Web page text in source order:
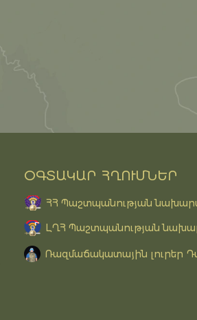
ՕԳՏԱԿԱՐ ՀՂՈՒՄՆԵՐ
ՀՀ Պաշտպանության
ԼՂՀ Պաշտպանության
Ռազմաճակատային լուրեր